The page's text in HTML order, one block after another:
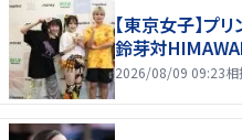
【東京女子】プ
鈴芽対
2026/08/09 09:23